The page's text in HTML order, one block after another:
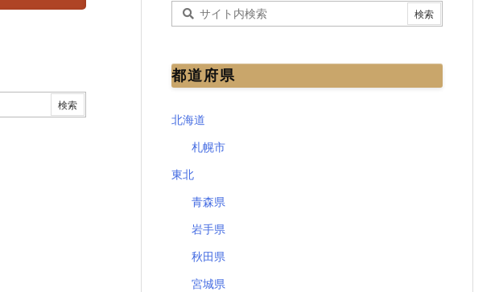
都道府県
北海道
札幌市
東北
青森県
岩手県
秋田県
宮城県